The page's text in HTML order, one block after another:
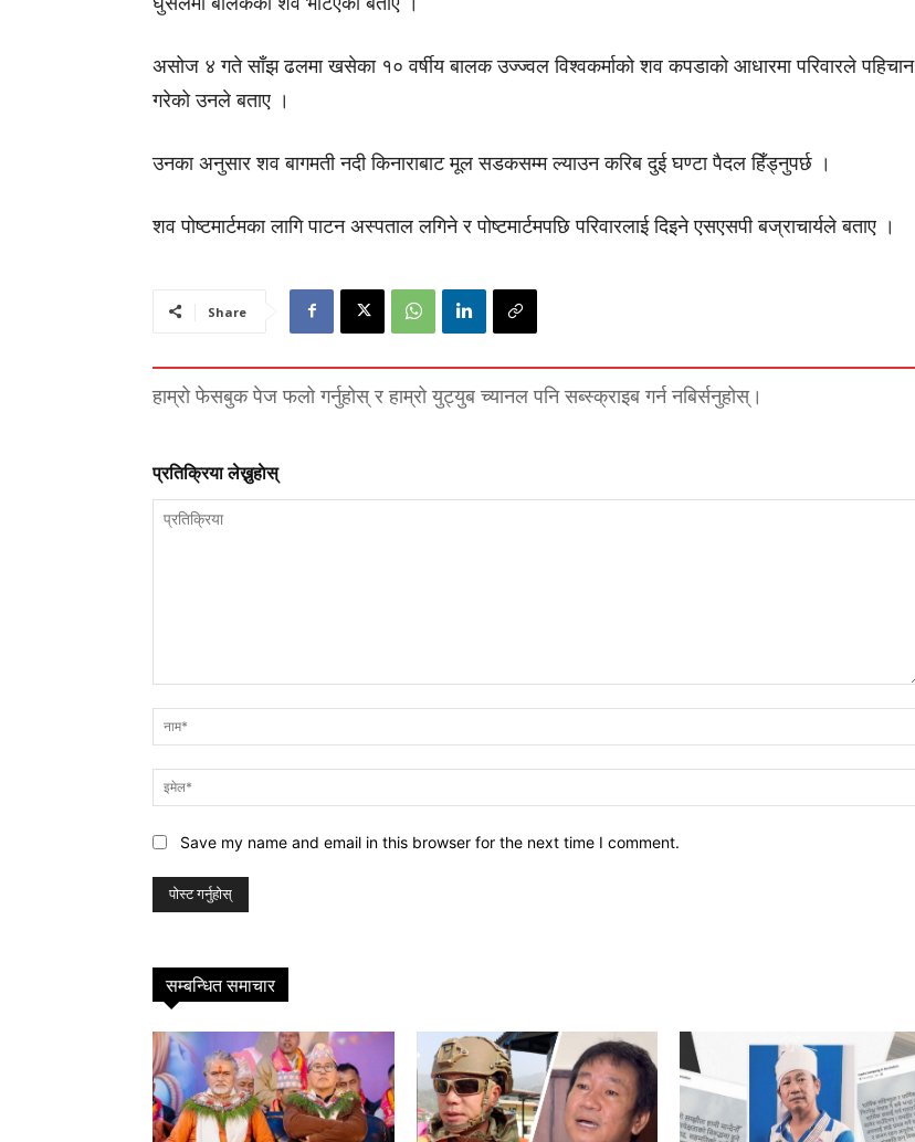
असोज ४ गते साँझ ढलमा खसेका १० वर्षीय बालक उज्ज्वल विश्वकर्माको शव कपडाको आधारमा परिवारले पहिचान
गरेको उनले बताए ।
उनका अनुसार शव बागमती नदी किनाराबाट मूल सडकसम्म ल्याउन करिब दुई घण्टा पैदल हिँड्नुपर्छ ।
शव पोष्टमार्टमका लागि पाटन अस्पताल लगिने र पोष्टमार्टमपछि परिवारलाई दिइने एसएसपी बज्राचार्यले बताए ।
Share
हाम्रो फेसबुक पेज फलो गर्नुहोस् र हाम्रो युट्युब च्यानल पनि सब्स्क्राइब गर्न नबिर्सनुहोस्।
प्रतिक्रिया लेख्नुहाेस्
Save my name and email in this browser for the next time I comment.
सम्बन्धित समाचार